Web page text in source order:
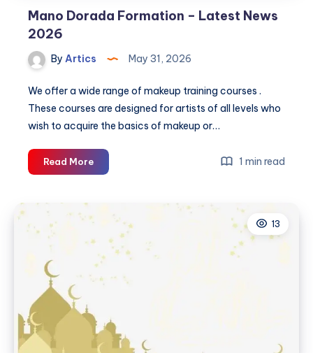
Mano Dorada Formation – Latest News
2026
By Artics May 31, 2026
We offer a wide range of makeup training courses .
These courses are designed for artists of all levels who
wish to acquire the basics of makeup or…
Read MoreMano
Dorada
Latest
News
2026
1 min read
13